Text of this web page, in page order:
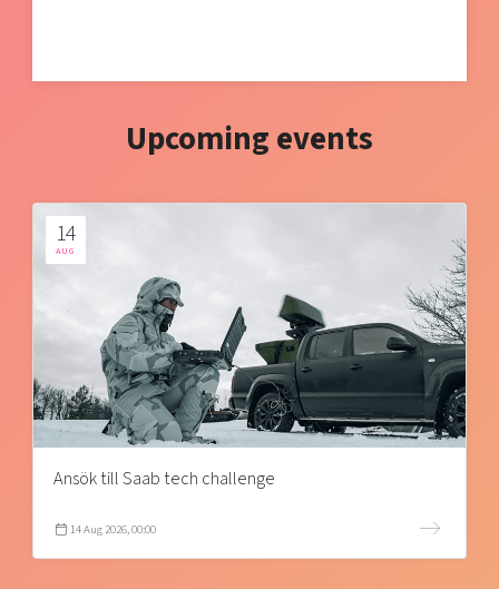
Upcoming events
14
AUG
Ansök till Saab tech challenge
14 Aug 2026, 00:00